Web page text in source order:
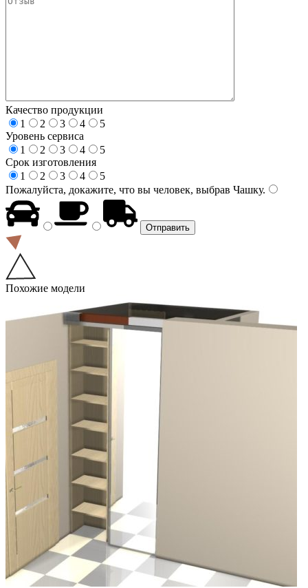
Качество продукции
1
2 3 4
5
Уровень сервиса
1
2 3 4
5
Срок изготовления
1
2 3 4
5
Пожалуйста, докажите, что вы человек, выбрав Чашку.
Похожие модели